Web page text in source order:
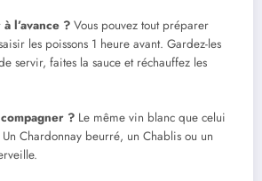
l’avance ? Vous pouvez tout préparer
les poissons 1 heure avant. Gardez-les
servir, faites la sauce et réchauffez les
? Le même vin blanc que celui
Chardonnay beurré, un Chablis ou un